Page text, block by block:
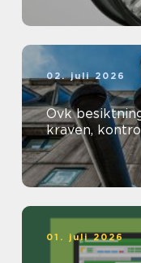
02. juli 2026
Ovk besiktning i
kraven,
01. juli 2026